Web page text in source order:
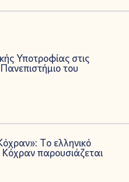
Υποτροφίας στις
του
Tο ελληνικό
παρουσιάζεται